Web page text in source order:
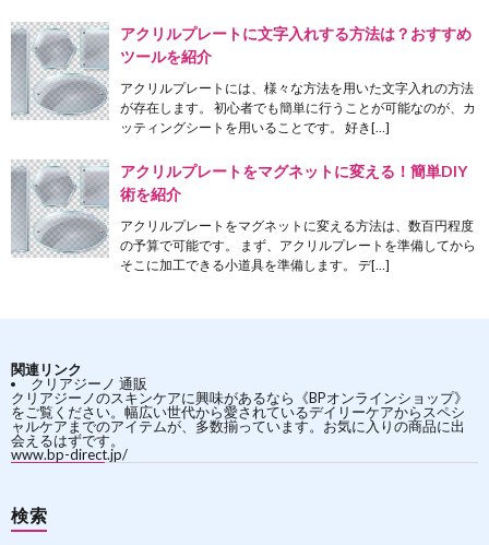
アクリルプレートに文字入れする方法は？おすすめ
ツールを紹介
アクリルプレートには、様々な方法を用いた文字入れの方法
が存在します。 初心者でも簡単に行うことが可能なのが、カ
ッティングシートを用いることです。 好き[…]
アクリルプレートをマグネットに変える！簡単DIY
術を紹介
アクリルプレートをマグネットに変える方法は、数百円程度
の予算で可能です。 まず、アクリルプレートを準備してから
そこに加工できる小道具を準備します。 デ[…]
関連リンク
クリアジーノ 通販
クリアジーノのスキンケアに興味があるなら《BPオンラインショップ》
をご覧ください。幅広い世代から愛されているデイリーケアからスペシ
ャルケアまでのアイテムが、多数揃っています。お気に入りの商品に出
会えるはずです。
www.bp-direct.jp/
検索